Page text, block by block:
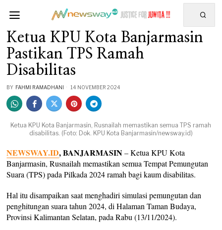
Ketua KPU Kota Banjarmasin
Pastikan TPS Ramah
Disabilitas
BY FAHMI RAMADHANI 14 NOVEMBER 2024
Ketua KPU Kota Banjarmasin, Rusnailah memastikan semua TPS ramah
disabilitas. (Foto: Dok. KPU Kota Banjarmasin/newsway.id)
NEWSWAY.ID, BANJARMASIN– Ketua KPU Kota
Banjarmasin, Rusnailah memastikan semua Tempat Pemungutan
Suara (TPS) pada Pilkada 2024 ramah bagi kaum disabilitas.
Hal itu disampaikan saat menghadiri simulasi pemungutan dan
penghitungan suara tahun 2024, di Halaman Taman Budaya,
Provinsi Kalimantan Selatan, pada Rabu (13/11/2024).